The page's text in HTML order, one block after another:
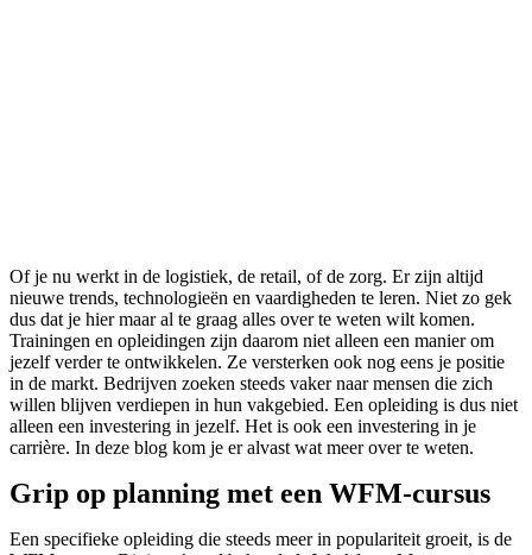
Of je nu werkt in de logistiek, de retail, of de zorg. Er zijn altijd
nieuwe trends, technologieën en vaardigheden te leren. Niet zo gek
dus dat je hier maar al te graag alles over te weten wilt komen.
Trainingen en opleidingen zijn daarom niet alleen een manier om
jezelf verder te ontwikkelen. Ze versterken ook nog eens je positie
in de markt. Bedrijven zoeken steeds vaker naar mensen die zich
willen blijven verdiepen in hun vakgebied. Een opleiding is dus niet
alleen een investering in jezelf. Het is ook een investering in je
carrière. In deze blog kom je er alvast wat meer over te weten.
Grip op planning met een WFM-cursus
Een specifieke opleiding die steeds meer in populariteit groeit, is de